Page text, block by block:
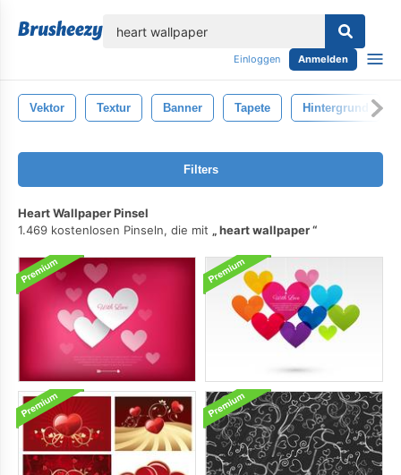
Einloggen Anmelden
Vektor Textur Banner Tapete Hintergrund
Filters
Heart Wallpaper Pinsel
1.469 kostenlosen Pinseln, die mit
heart wallpaper